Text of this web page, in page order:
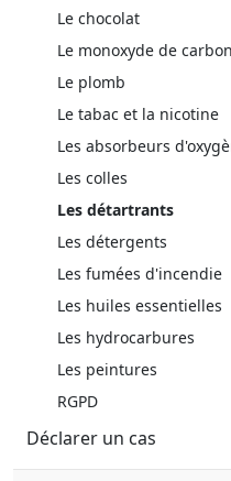
Le chocolat
Le monoxyde de
Le plomb
Le tabac et la nicotine
Les absorbeurs
Les colles
Les détartrants
Les détergents
Les fumées d'incendie
Les huiles essentielles
Les hydrocarbures
Les peintures
RGPD
Déclarer un cas